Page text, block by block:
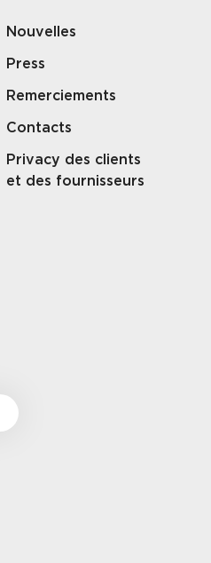
Nouvelles
Press
Remerciements
Contacts
Privacy des clients
et des fournisseurs